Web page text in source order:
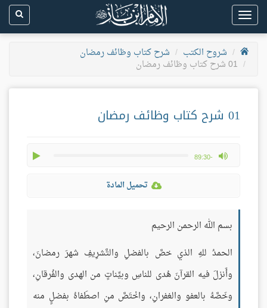
Toggle
navigation
شروح الكتب
شرح كتاب وظائف رمضان
01 شرح كتاب وظائف رمضان
01 شرح كتاب وظائف رمضان
-89:30
max volume
تحميل المادة
بسم الله الرحمن الرحيم
الحمدُ للهِ الذي خصَّ بالفضلِ والتَّشرِيفِ شهرَ رمضانَ،
وأَنزلَ فيه القرآنَ هُدى للناسِ وبيِّناتٍ من الهدى والفُرقانِ،
وخَصَّهُ بالعفو والغفرانِ، واخْتَصَّ منِ اصطَفاهُ بفضلٍ منه